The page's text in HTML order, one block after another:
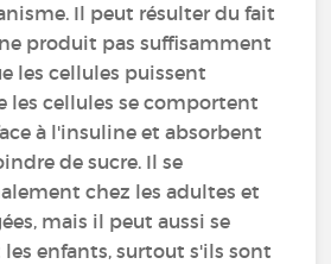
Il peut résulter du fait
produit pas suffisamment
les cellules puissent
les cellules se comportent
à l'insuline et absorbent
de sucre. Il se
chez les adultes et
mais il peut aussi se
enfants, surtout s'ils sont